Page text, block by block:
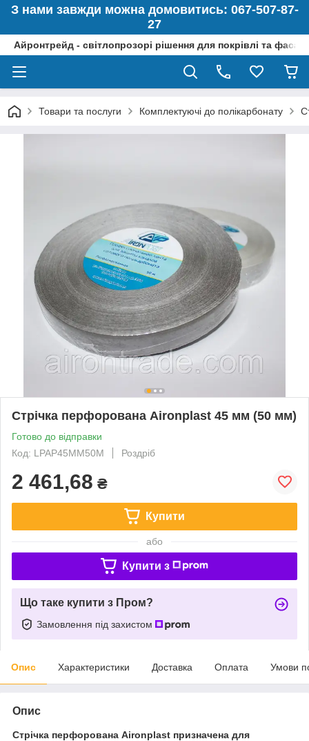
З нами завжди можна домовитись: 067-507-87-
27
Айронтрейд - світлопрозорі рішення для покрівлі та
Товари та послуги Комплектуючі до полікарбонату
Стрічка перфорована Aironplast 45 мм (50 мм)
Готово до відправки
Код: LPAP45MM50M
Роздріб
2 461,68 ₴
Купити
або
Купити з
Що таке купити з Пром?
Замовлення під захистом
Опис Характеристики Доставка Оплата Умови
Опис
Стрічка перфорована Aironplast призначена для